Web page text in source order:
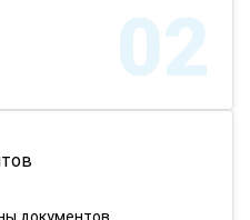
02